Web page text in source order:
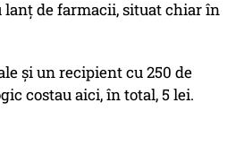
de farmacii, situat chiar în
și un recipient cu 250 de
costau aici, în total, 5 lei.